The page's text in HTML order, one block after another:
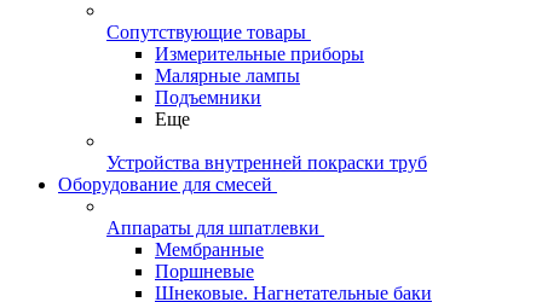
Сопутствующие товары
Измерительные приборы
Малярные лампы
Подъемники
Еще
Устройства внутренней покраски труб
Оборудование для смесей
Аппараты для шпатлевки
Мембранные
Поршневые
Шнековые. Нагнетательные баки